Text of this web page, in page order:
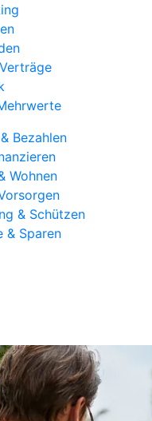
Bezahlen
Wohnen
& Schützen
& Sparen